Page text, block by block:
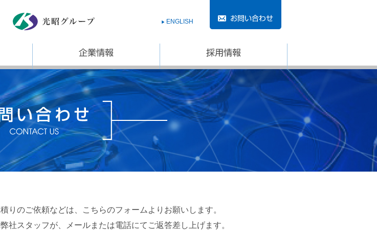
▶︎ ENGLISH
りのご依頼などは、こちらのフォームよりお願いします。
社スタッフが、メールまたは電話にてご返答差し上げます。